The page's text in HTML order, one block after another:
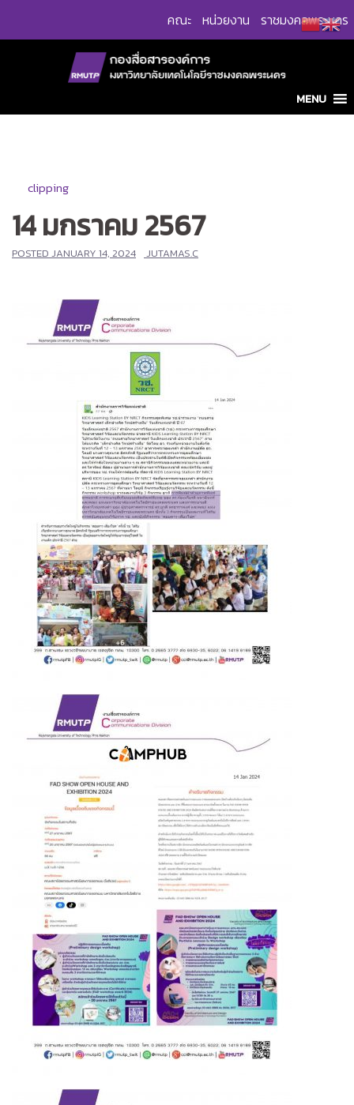
คณะ หน่วยงาน ราชมงคลพระนคร
MENU
clipping
14 มกราคม 2567
POSTED JANUARY 14, 2024 JUTAMAS.C